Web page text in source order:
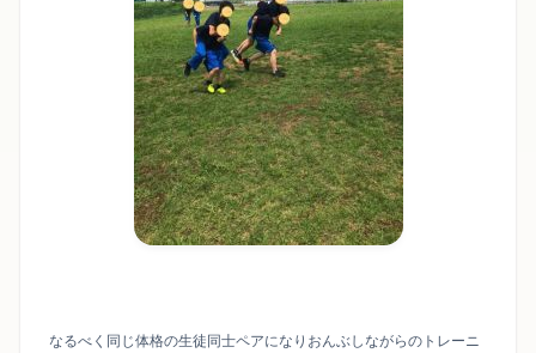
なるべく同じ体格の生徒同士ペアになりおんぶしながらのトレーニ